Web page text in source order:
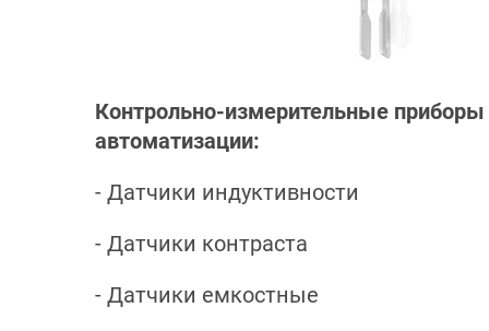
Контрольно-измерительные
автоматизации:
- Датчики индуктивности
- Датчики контраста
- Датчики емкостные